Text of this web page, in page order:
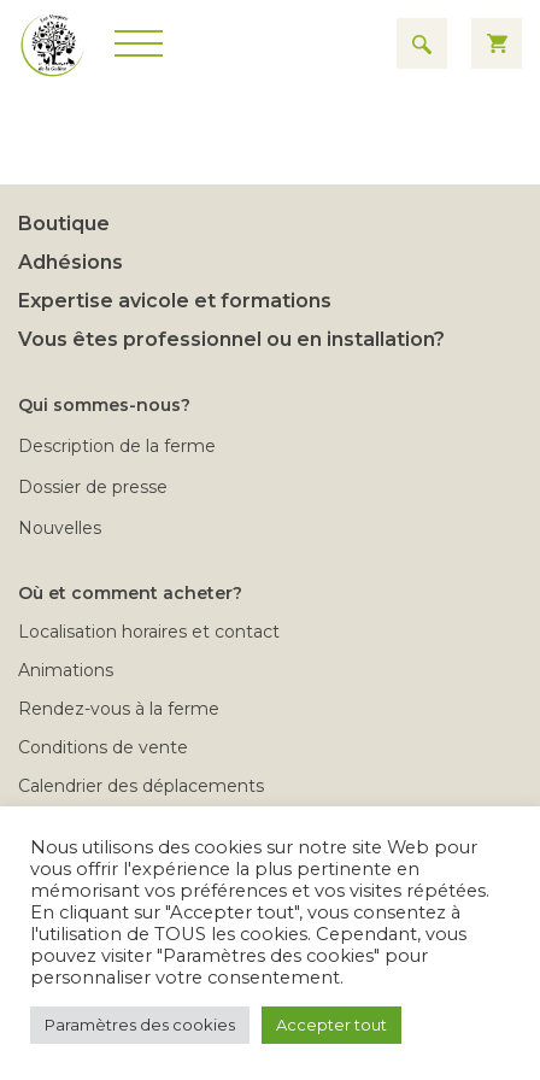
Tous droits réservés © 2026
Boutique
Adhésions
Expertise avicole et formations
Vous êtes professionnel ou en installation?
Qui sommes-nous?
Description de la ferme
Dossier de presse
Nouvelles
Où et comment acheter?
Localisation horaires et contact
Animations
Rendez-vous à la ferme
Conditions de vente
Calendrier des déplacements
Nous utilisons des cookies sur notre site Web pour
vous offrir l'expérience la plus pertinente en
mémorisant vos préférences et vos visites répétées.
En cliquant sur "Accepter tout", vous consentez à
l'utilisation de TOUS les cookies. Cependant, vous
pouvez visiter "Paramètres des cookies" pour
personnaliser votre consentement.
Paramètres des cookies Accepter tout